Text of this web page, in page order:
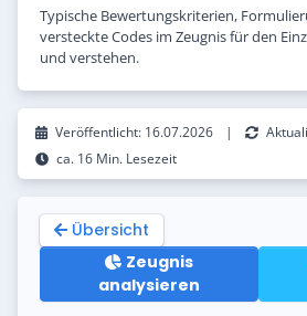
Typische Bewertungskriterien,
versteckte Codes im Zeugnis für den
und verstehen.
Veröffentlicht: 16.07.2026 |
ca. 16 Min. Lesezeit
Übersicht
Zeugnis
analysieren